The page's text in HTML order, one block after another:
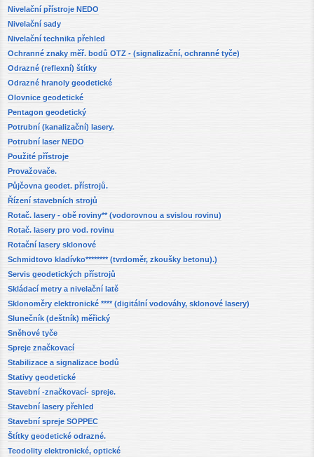
Nivelační přístroje NEDO
Nivelační sady
Nivelační technika přehled
Ochranné znaky měř. bodů OTZ - (signalizační, ochranné tyče)
Odrazné (reflexní) štítky
Odrazné hranoly geodetické
Olovnice geodetické
Pentagon geodetický
Potrubní (kanalizační) lasery.
Potrubní laser NEDO
Použité přístroje
Provažovače.
Půjčovna geodet. přístrojů.
Řízení stavebních strojů
Rotač. lasery - obě roviny** (vodorovnou a svislou rovinu)
Rotač. lasery pro vod. rovinu
Rotační lasery sklonové
Schmidtovo kladívko******** (tvrdoměr, zkoušky betonu).)
Servis geodetických přístrojů
Skládací metry a nivelační latě
Sklonoměry elektronické **** (digitální vodováhy, sklonové lasery)
Slunečník (deštník) měřický
Sněhové tyče
Spreje značkovací
Stabilizace a signalizace bodů
Stativy geodetické
Stavební -značkovací- spreje.
Stavební lasery přehled
Stavební spreje SOPPEC
Štítky geodetické odrazné.
Teodolity elektronické, optické